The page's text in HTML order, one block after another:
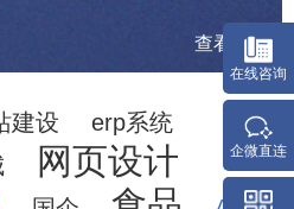
查看更多
建设
erp系统
网页设计